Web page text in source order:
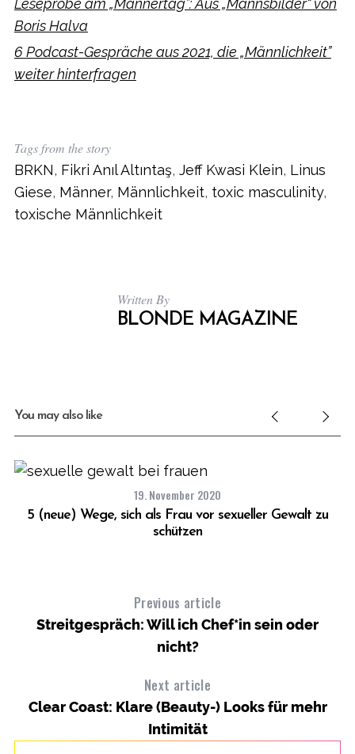
Leseprobe am „Männertag”: Aus „Mannsbilder“ von
Boris Halva
6 Podcast-Gespräche aus 2021, die „Männlichkeit”
weiter hinterfragen
Tags from the story
BRKN, Fikri Anıl Altıntaş, Jeff Kwasi Klein, Linus
Giese, Männer, Männlichkeit, toxic masculinity,
toxische Männlichkeit
Written By
BLONDE MAGAZINE
You may also like
19. November 2020
5 (neue) Wege, sich als Frau vor sexueller Gewalt zu
schützen
Previous article
Streitgespräch: Will ich Chef*in sein oder
nicht?
Next article
Clear Coast: Klare (Beauty-) Looks für mehr
Intimität